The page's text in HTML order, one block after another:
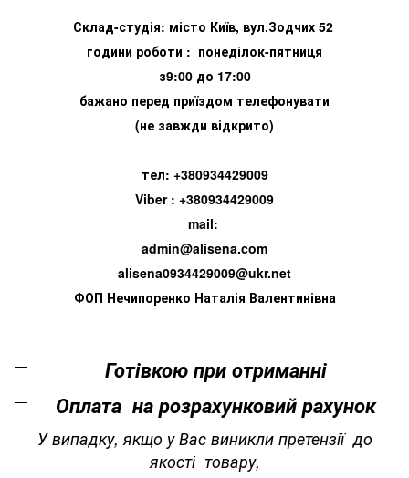
Склад-студія: місто Київ, вул.Зодчих 52
години роботи : понеділок-пятниця
з9:00 до 17:00
бажано перед приїздом телефонувати
(не завжди відкрито)
тел: +380934429009
Viber : +380934429009
mail:
admin@alisena.com
alisena0934429009@ukr.net
ФОП Нечипоренко Наталія Валентинівна
Готівкою при отриманні
Оплата на розрахунковий рахунок
У випадку, якщо у Вас виникли претензії до
якості товару,